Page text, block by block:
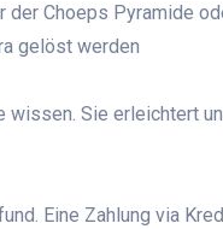
Choeps Pyramide
gelöst werden
Sie erleichtert
Eine Zahlung via